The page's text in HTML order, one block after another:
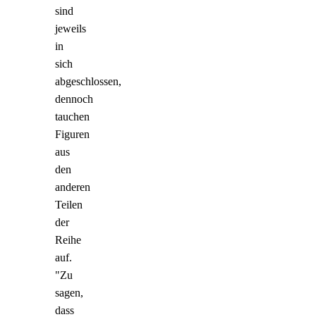
sind
jeweils
in
sich
abgeschlossen,
dennoch
tauchen
Figuren
aus
den
anderen
Teilen
der
Reihe
auf.
"Zu
sagen,
dass